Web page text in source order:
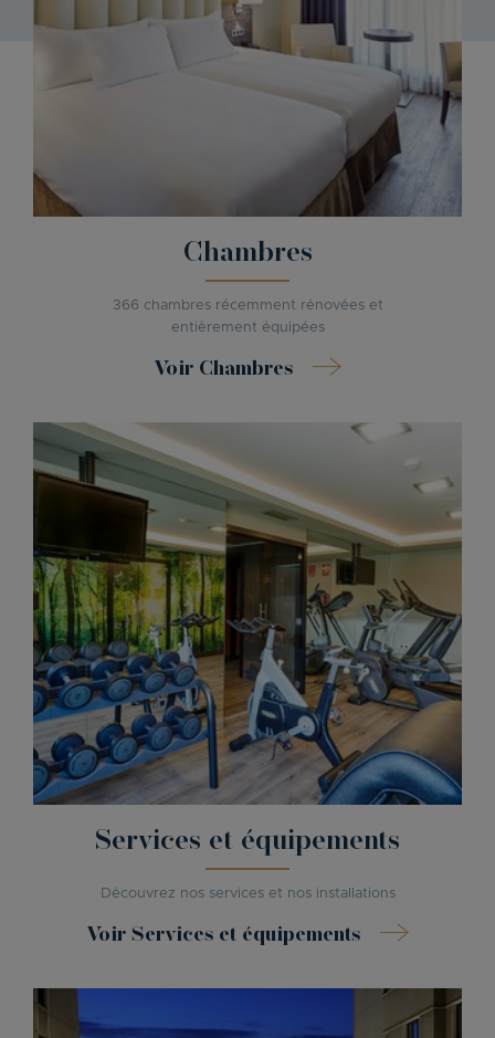
Chambres
366 chambres récemment rénovées et
entièrement équipées
Voir Chambres
Services et équipements
Découvrez nos services et nos installations
Voir Services et équipements